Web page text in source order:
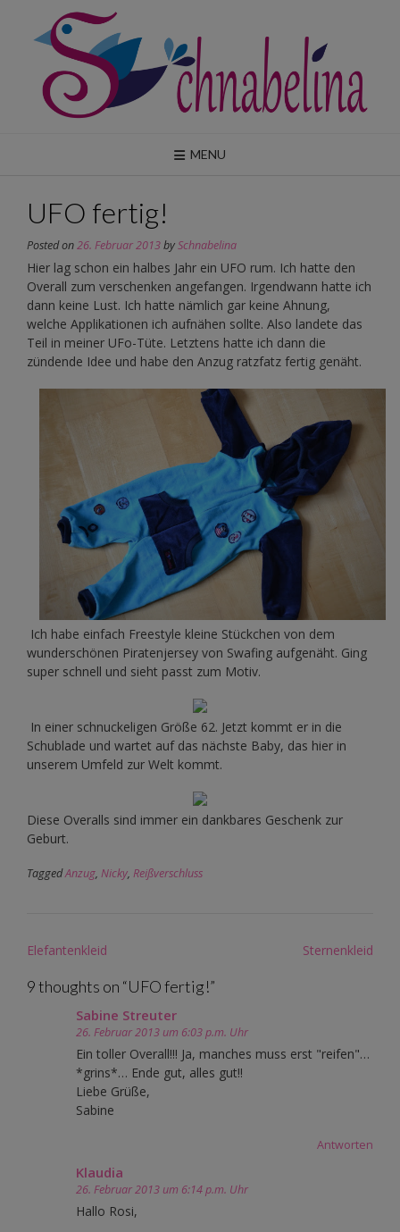
content
MENU
UFO fertig!
Posted on26. Februar 2013bySchnabelina
Hier lag schon ein halbes Jahr ein UFO rum. Ich hatte den
Overall zum verschenken angefangen. Irgendwann hatte ich
dann keine Lust. Ich hatte nämlich gar keine Ahnung,
welche Applikationen ich aufnähen sollte. Also landete das
Teil in meiner UFo-Tüte. Letztens hatte ich dann die
zündende Idee und habe den Anzug ratzfatz fertig genäht.
Ich habe einfach Freestyle kleine Stückchen von dem
wunderschönen Piratenjersey von Swafing aufgenäht. Ging
super schnell und sieht passt zum Motiv.
In einer schnuckeligen Größe 62. Jetzt kommt er in die
Schublade und wartet auf das nächste Baby, das hier in
unserem Umfeld zur Welt kommt.
Diese Overalls sind immer ein dankbares Geschenk zur
Geburt.
TaggedAnzug, Nicky, Reißverschluss
Post
Elefantenkleid Sternenkleid
9 thoughts on “UFO fertig!”
Sabine Streuter
26. Februar 2013 um 6:03 p.m. Uhr
Ein toller Overall!!! Ja, manches muss erst "reifen"…
*grins*… Ende gut, alles gut!!
Liebe Grüße,
Sabine
Antworten
Klaudia
26. Februar 2013 um 6:14 p.m. Uhr
Hallo Rosi,